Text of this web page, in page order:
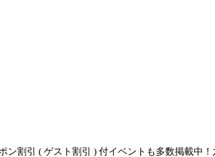
割引 ( ゲスト割引 ) 付イベントも多数掲載中